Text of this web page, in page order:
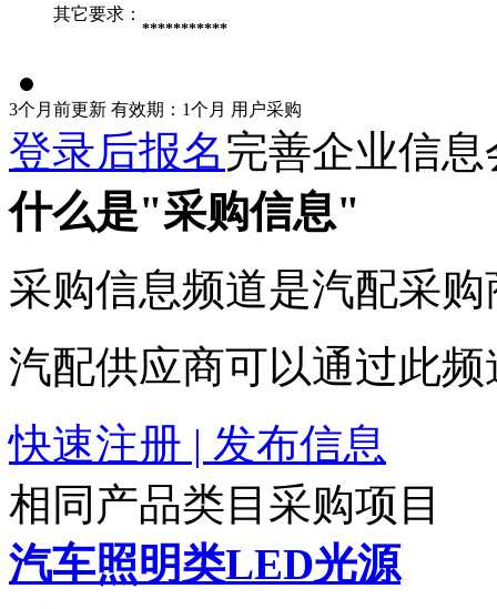
其它要求：
***********
3个月前更新 有效期：1个月 用户采购
登录后报名完善企业信
什么是"采购信息"
采购信息频道是汽配采
汽配供应商可以通过此
快速注册 | 发布信息
相同产品类目采购项目
汽车照明类LED光源